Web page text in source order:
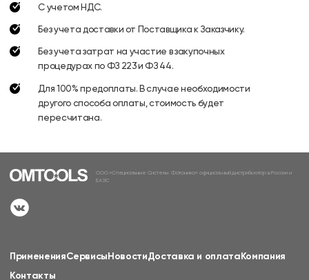
С учетом НДС.
Без учета доставки от Поставщика к Заказчику.
Без учета затрат на участие в закупочных
процедурах по ФЗ 223 и ФЗ 44.
Для 100% предоплаты. В случае необходимости
другого способа оплаты, стоимость будет
пересчитана.
ООО «Специальные Системы. Фотоника» официальный дистрибьютор в России и
ЕАЭС
ПримененияСервисыНовостиДоставка и оплатаКомпания
Контакты